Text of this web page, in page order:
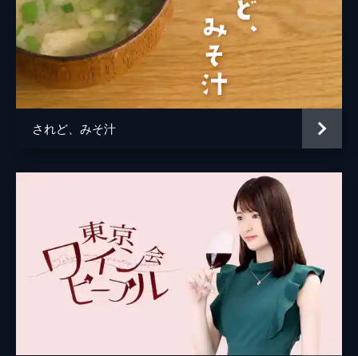
田邉公一
黒沢かずこ
板尾創路
大鶴義丹
長谷川初範
脚本 柿崎ゆうじ
西村真吾
されど、みそ汁